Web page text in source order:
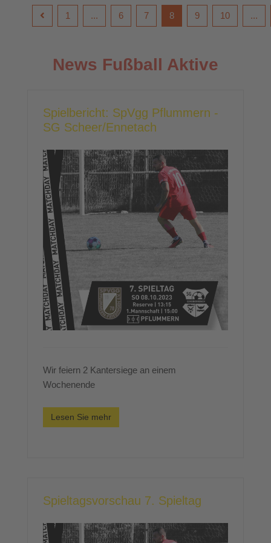
1 ... 6 7 8 9 10 ...
News Fußball Aktive
Spielbericht: SpVgg Pflummern -
SG Scheer/Ennetach
Wir feiern 2 Kantersiege an einem
Wochenende
Lesen Sie mehr
Spieltagsvorschau 7. Spieltag